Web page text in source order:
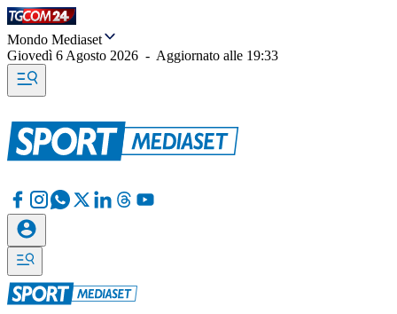
Mondo Mediaset
Giovedì 6 Agosto 2026 - Aggiornato alle 19:33